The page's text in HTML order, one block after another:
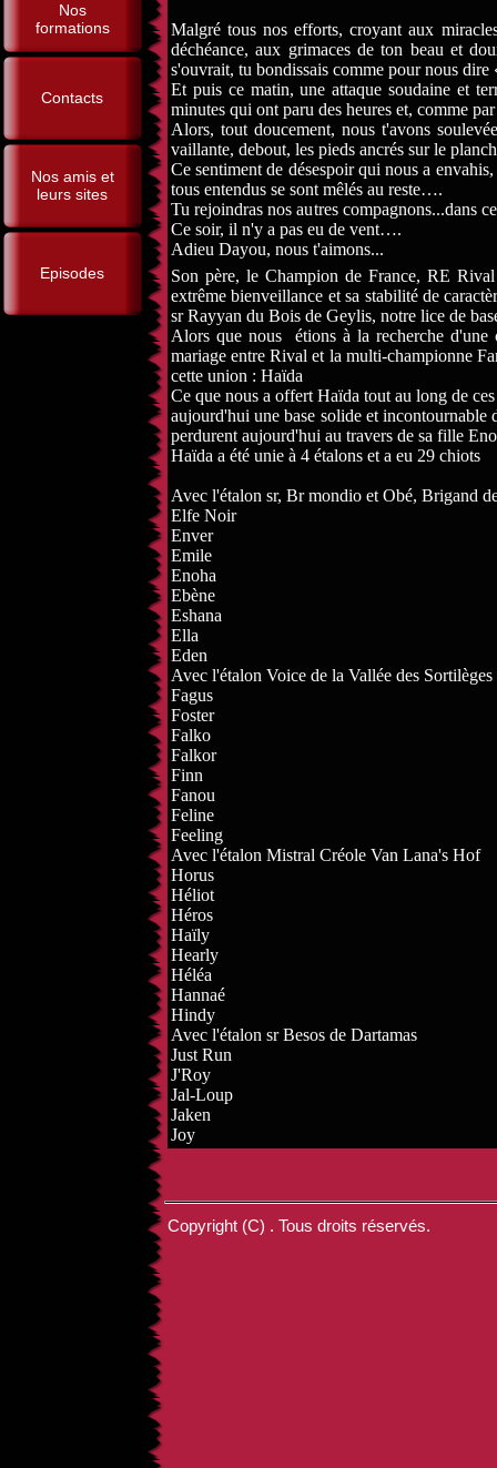
Nos
formations
Contacts
Nos amis et
leurs sites
Episodes
Malgré tous nos efforts, croyant aux
déchéance, aux grimaces de ton beau et
s'ouvrait, tu bondissais comme pour nous
Et puis ce matin, une attaque soudaine et
minutes qui ont paru des heures et, comme
Alors, tout doucement, nous t'avons
vaillante, debout, les pieds ancrés sur le
Ce sentiment de désespoir qui nous a
tous entendus se sont mêlés au reste….
Tu rejoindras nos autres compagnons...dans
Ce soir, il n'y a pas eu de vent….
Adieu Dayou, nous t'aimons...
Son père, le Champion de France, RE
extrême bienveillance et sa stabilité de
sr Rayyan du Bois de Geylis, notre lice de
Alors que nous étions à la recherche d'une
mariage entre Rival et la multi-championne
cette union : Haïda
Ce que nous a offert Haïda tout au long de
aujourd'hui une base solide et incontournable
perdurent aujourd'hui au travers de sa fille
Haïda a été unie à 4 étalons et a eu 29 chiots
Avec l'étalon sr, Br mondio et Obé, Brigand
Elfe Noir
Enver
Emile
Enoha
Ebène
Eshana
Ella
Eden
Avec l'étalon Voice de la Vallée des Sortilèges
Fagus
Foster
Falko
Falkor
Finn
Fanou
Feline
Feeling
Avec l'étalon Mistral Créole Van Lana's Hof
Horus
Héliot
Héros
Haïly
Hearly
Héléa
Hannaé
Hindy
Avec l'étalon sr Besos de Dartamas
Just Run
J'Roy
Jal-Loup
Jaken
Joy
Copyright (C) . Tous droits réservés.